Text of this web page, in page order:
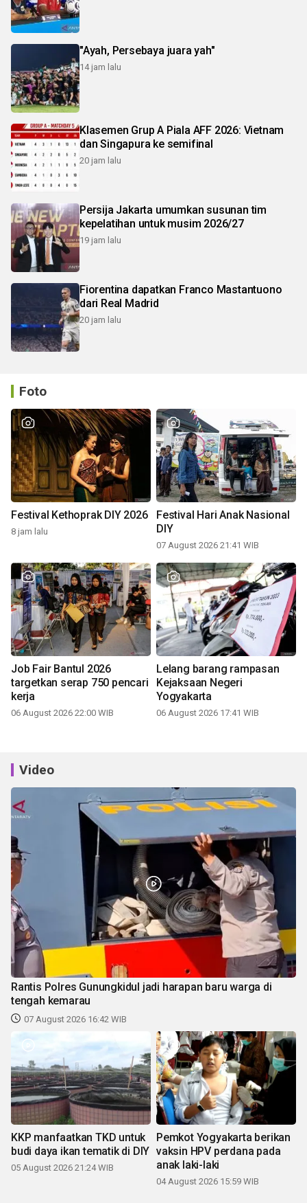
"Ayah, Persebaya juara yah"
14 jam lalu
Klasemen Grup A Piala AFF 2026: Vietnam
dan Singapura ke semifinal
20 jam lalu
Persija Jakarta umumkan susunan tim
kepelatihan untuk musim 2026/27
19 jam lalu
Fiorentina dapatkan Franco Mastantuono
dari Real Madrid
20 jam lalu
Foto
Festival Kethoprak DIY 2026
8 jam lalu
Festival Hari Anak Nasional
DIY
07 August 2026 21:41 WIB
Job Fair Bantul 2026
targetkan serap 750 pencari
kerja
06 August 2026 22:00 WIB
Lelang barang rampasan
Kejaksaan Negeri
Yogyakarta
06 August 2026 17:41 WIB
Video
Rantis Polres Gunungkidul jadi harapan baru warga di
tengah kemarau
07 August 2026 16:42 WIB
KKP manfaatkan TKD untuk
budi daya ikan tematik di DIY
05 August 2026 21:24 WIB
Pemkot Yogyakarta berikan
vaksin HPV perdana pada
anak laki-laki
04 August 2026 15:59 WIB